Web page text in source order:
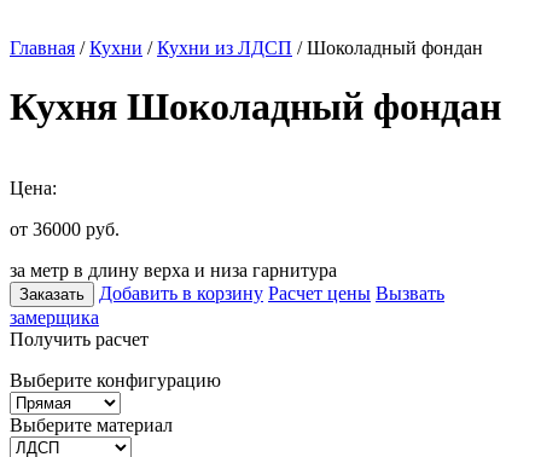
Главная /Кухни /Кухни из ЛДСП / Шоколадный фондан
Кухня Шоколадный фондан
Цена:
от 36000 руб.
за метр в длину верха и низа гарнитура
Заказать Добавить в корзину Расчет цены Вызвать
замерщика
Получить расчет
Выберите конфигурацию
Выберите материал